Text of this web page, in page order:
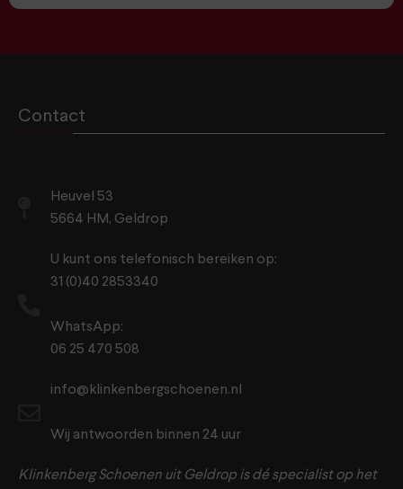
Contact
Heuvel 53
5664 HM, Geldrop
U kunt ons telefonisch bereiken op:
31 (0)40 2853340
WhatsApp:
06 25 470 508
info@klinkenbergschoenen.nl
Wij antwoorden binnen 24 uur
Klinkenberg Schoenen uit Geldrop is dé specialist op het